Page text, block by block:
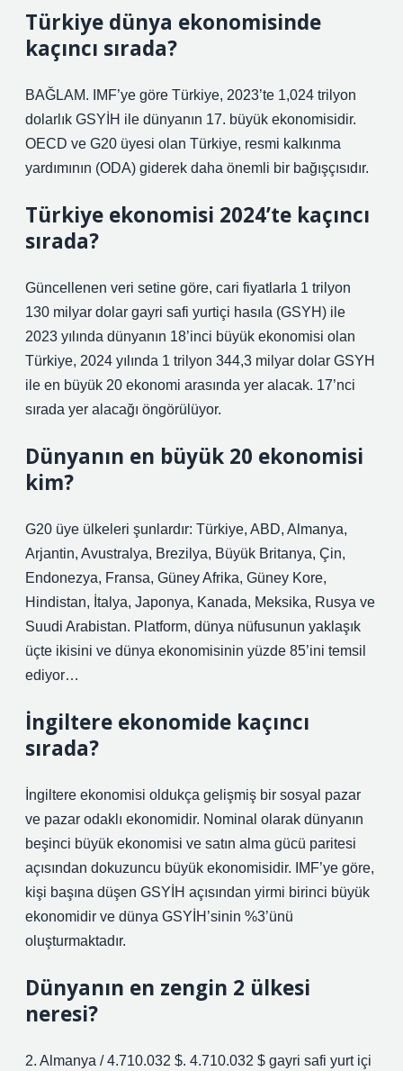
Türkiye dünya ekonomisinde
kaçıncı sırada?
BAĞLAM. IMF’ye göre Türkiye, 2023’te 1,024 trilyon
dolarlık GSYİH ile dünyanın 17. büyük ekonomisidir.
OECD ve G20 üyesi olan Türkiye, resmi kalkınma
yardımının (ODA) giderek daha önemli bir bağışçısıdır.
Türkiye ekonomisi 2024’te kaçıncı
sırada?
Güncellenen veri setine göre, cari fiyatlarla 1 trilyon
130 milyar dolar gayri safi yurtiçi hasıla (GSYH) ile
2023 yılında dünyanın 18’inci büyük ekonomisi olan
Türkiye, 2024 yılında 1 trilyon 344,3 milyar dolar GSYH
ile en büyük 20 ekonomi arasında yer alacak. 17’nci
sırada yer alacağı öngörülüyor.
Dünyanın en büyük 20 ekonomisi
kim?
G20 üye ülkeleri şunlardır: Türkiye, ABD, Almanya,
Arjantin, Avustralya, Brezilya, Büyük Britanya, Çin,
Endonezya, Fransa, Güney Afrika, Güney Kore,
Hindistan, İtalya, Japonya, Kanada, Meksika, Rusya ve
Suudi Arabistan. Platform, dünya nüfusunun yaklaşık
üçte ikisini ve dünya ekonomisinin yüzde 85’ini temsil
ediyor…
İngiltere ekonomide kaçıncı
sırada?
İngiltere ekonomisi oldukça gelişmiş bir sosyal pazar
ve pazar odaklı ekonomidir. Nominal olarak dünyanın
beşinci büyük ekonomisi ve satın alma gücü paritesi
açısından dokuzuncu büyük ekonomisidir. IMF’ye göre,
kişi başına düşen GSYİH açısından yirmi birinci büyük
ekonomidir ve dünya GSYİH’sinin %3’ünü
oluşturmaktadır.
Dünyanın en zengin 2 ülkesi
neresi?
2. Almanya / 4.710.032 $. 4.710.032 $ gayri safi yurt içi